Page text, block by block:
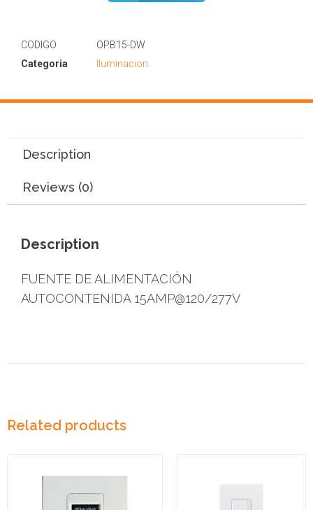
CODIGO
OPB15-DW
Categoria
Iluminacion
Description
Reviews (0)
Description
FUENTE DE ALIMENTACIÓN
AUTOCONTENIDA 15AMP@120/277V
Related products